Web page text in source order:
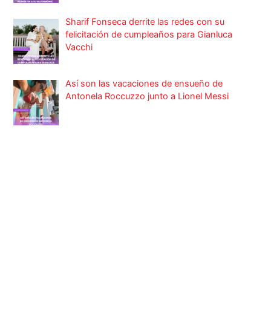
Sharif Fonseca derrite las redes con su
felicitación de cumpleaños para Gianluca
Vacchi
Así son las vacaciones de ensueño de
Antonela Roccuzzo junto a Lionel Messi